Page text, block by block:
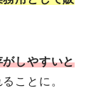
しやすいと
ことに。